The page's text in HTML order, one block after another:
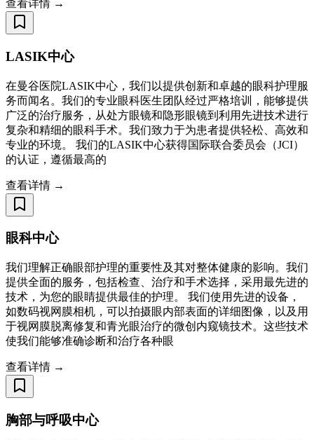
查看详情 →
LASIK中心
在曼谷医院LASIK中心，我们以提供创新和卓越的眼科护理服
务而闻名。我们的专业眼科医生团队经过严格培训，能够提供
广泛的治疗服务，从处方眼镜和隐形眼镜到利用先进技术进行
复杂和精细的眼科手术。我们致力于为患者提供轻松、高效和
专业的环境。 我们的LASIK中心获得国际联合委员会（JCI）
的认证，遵循最高的
查看详情 →
眼科中心
我们理解正确眼部护理的重要性及其对整体健康的影响。我们
提供全面的服务，包括检查、治疗和手术选择，采用最先进的
技术，为您的眼睛提供最佳的护理。 我们使用先进的设备，
如数码视网膜相机，可以拍摄眼内部表面的详细图像，以及用
于视网膜脱离修复和青光眼治疗的微创内窥镜技术。这些技术
使我们能够准确诊断和治疗各种眼
查看详情 →
胸部与呼吸中心